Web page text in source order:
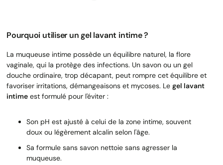
Pourquoi utiliser un gel lavant intime ?
La muqueuse intime possède un équilibre naturel, la flore
vaginale, qui la protège des infections. Un savon ou un gel
douche ordinaire, trop décapant, peut rompre cet équilibre et
favoriser irritations, démangeaisons et mycoses. Le gel lavant
intime est formulé pour l'éviter :
Son pH est ajusté à celui de la zone intime, souvent
doux ou légèrement alcalin selon l'âge.
Sa formule sans savon nettoie sans agresser la
muqueuse.